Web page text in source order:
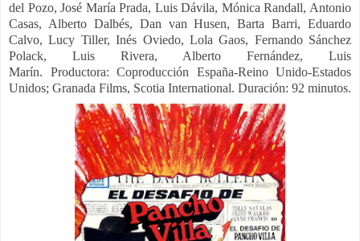
del Pozo, José María Prada, Luis Dávila, Mónica Randall, Antonio
Casas, Alberto Dalbés, Dan van Husen, Barta Barri, Eduardo
Calvo, Lucy Tiller, Inés Oviedo, Lola Gaos, Fernando Sánchez
Polack, Luis Rivera, Alberto Fernández, Luis
Marín. Productora: Coproducción España-Reino Unido-Estados
Unidos; Granada Films, Scotia International. Duración: 92 minutos.